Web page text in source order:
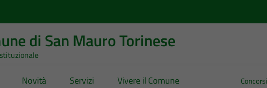
di San Mauro Torinese
Novità Servizi Vivere il Comune Concorsi